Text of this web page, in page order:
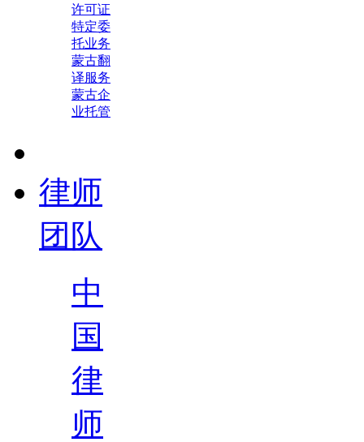
许可证
特定委
托业务
蒙古翻
译服务
蒙古企
业托管
律师
团队
中
国
律
师